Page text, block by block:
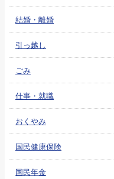
結婚・離婚
引っ越し
ごみ
仕事・就職
おくやみ
国民健康保険
国民年金